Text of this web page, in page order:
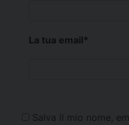
La tua email*
Salva il mio nome,